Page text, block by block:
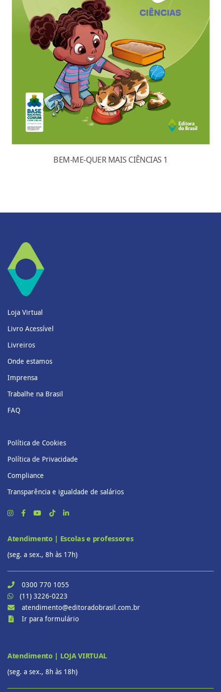
BEM-ME-QUER MAIS CIÊNCIAS 1
Loja Virtual
Livro Acessível
Livreiros
Onde estamos
Imprensa
Trabalhe na Brasil
FAQ
Política de Cookies
Política de Privacidade
Compliance
Transparência e igualdade de salários
Atendimento | Escolas e professores
(seg. a sex., 8h às 17h)
0300 770 1055
(11) 3226-0223
atendimento@editoradobrasil.com.br
Ir para formulário
Atendimento | LOJA VIRTUAL
(seg. a sex., 8h às 18h)